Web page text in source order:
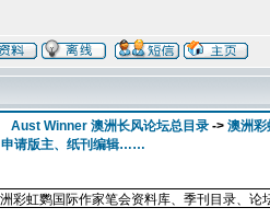
Aust Winner 澳洲长风论坛总目录 -> 澳洲彩
申请版主、纸刊编辑……